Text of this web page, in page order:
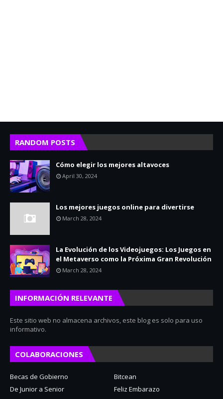
RANDOM POSTS
Cómo elegir los mejores altavoces
April 30, 2024
Los mejores juegos online para divertirse
March 28, 2024
La Evolución de los Videojuegos: Los Juegos en
el Metaverso como la Próxima Gran Revolución
March 28, 2024
INFORMACIÓN RELEVANTE
Este sitio web no almacena archivos, este blog es solo para uso
informativo.
COLABORACIONES
Becas de Gobierno
Bitcean
De Junior a Senior
Feliz Embarazo